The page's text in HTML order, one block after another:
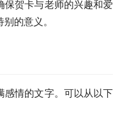
保贺卡与老师的兴趣和爱
的意义。
感情的文字。可以从以下